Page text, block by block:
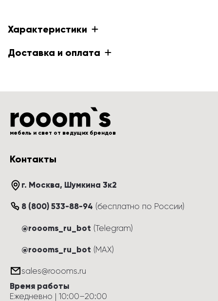
Характеристики
Доставка и оплата
мебель и свет от ведущих брендов
Контакты
г. Москва, Шумкина 3к2
8 (800) 533-88-94 (бесплатно по России)
@roooms_ru_bot (Telegram)
@roooms_ru_bot (MAX)
sales@roooms.ru
Время работы
Ежедневно | 10:00–20:00